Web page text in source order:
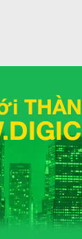
làm lạnh